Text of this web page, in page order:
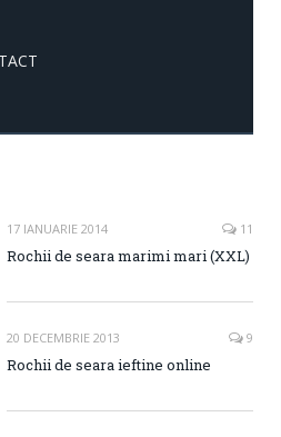
17 IANUARIE 2014 11
Rochii de seara marimi mari (XXL)
20 DECEMBRIE 2013 9
Rochii de seara ieftine online